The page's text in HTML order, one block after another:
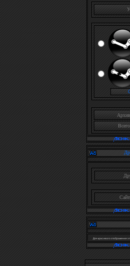
Архив
Для красивого отображения